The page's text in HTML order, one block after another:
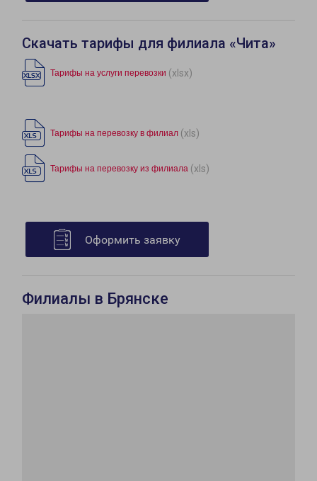
Скачать тарифы для филиала «Чита»
Тарифы на услуги перевозки (xlsx)
Тарифы на перевозку в филиал (xls)
Тарифы на перевозку из филиала (xls)
Оформить заявку
Филиалы в Брянске